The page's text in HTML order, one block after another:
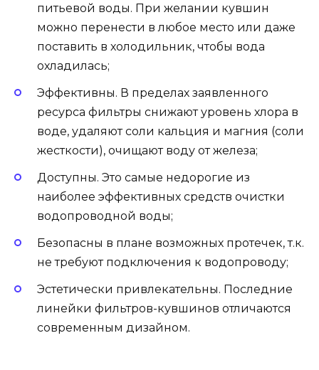
питьевой воды. При желании кувшин
можно перенести в любое место или даже
поставить в холодильник, чтобы вода
охладилась;
Эффективны. В пределах заявленного
ресурса фильтры снижают уровень хлора в
воде, удаляют соли кальция и магния (соли
жесткости), очищают воду от железа;
Доступны. Это самые недорогие из
наиболее эффективных средств очистки
водопроводной воды;
Безопасны в плане возможных протечек, т.к.
не требуют подключения к водопроводу;
Эстетически привлекательны. Последние
линейки фильтров-кувшинов отличаются
современным дизайном.